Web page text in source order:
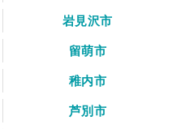
岩見沢市
留萌市
稚内市
芦別市